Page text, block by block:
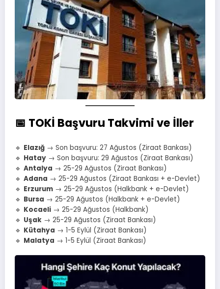
📅 TOKİ Başvuru Takvimi ve İller
🔹 Elazığ → Son başvuru: 27 Ağustos (Ziraat Bankası)
🔹 Hatay → Son başvuru: 29 Ağustos (Ziraat Bankası)
🔹 Antalya → 25-29 Ağustos (Ziraat Bankası)
🔹 Adana → 25-29 Ağustos (Ziraat Bankası + e-Devlet)
🔹 Erzurum → 25-29 Ağustos (Halkbank + e-Devlet)
🔹 Bursa → 25-29 Ağustos (Halkbank + e-Devlet)
🔹 Kocaeli → 25-29 Ağustos (Halkbank)
🔹 Uşak → 25-29 Ağustos (Ziraat Bankası)
🔹 Kütahya → 1-5 Eylül (Ziraat Bankası)
🔹 Malatya → 1-5 Eylül (Ziraat Bankası)